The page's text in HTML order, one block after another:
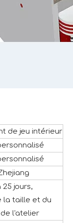
de jeu intérieur
25 jours,
la taille et du
l'atelier